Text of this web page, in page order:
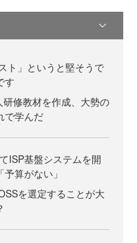
ト」というと堅そうで
す
研修教材を作成、大勢の
で学んだ
ISP基盤システムを開
算がない」
を選定することが大